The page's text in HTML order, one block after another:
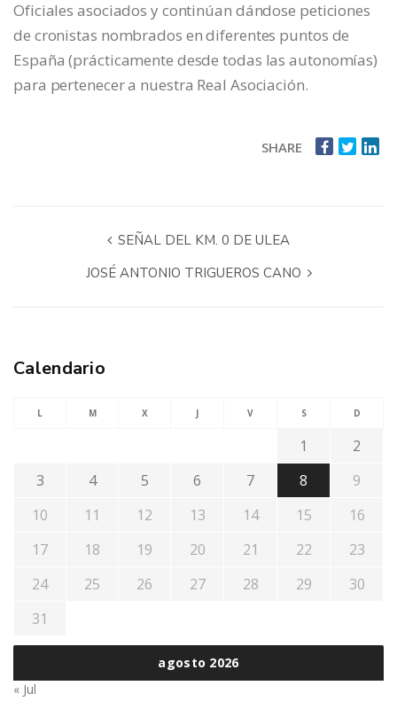
Oficiales asociados y continúan dándose peticiones
de cronistas nombrados en diferentes puntos de
España (prácticamente desde todas las autonomías)
para pertenecer a nuestra Real Asociación.
SHARE
SEÑAL DEL KM. 0 DE ULEA
JOSÉ ANTONIO TRIGUEROS CANO
Calendario
agosto 2026
L M X J V S D
1
2
3
4 5 6 7 8
9
10
11 12 13 14 15
16
17
18 19 20 21 22
23
24
25 26 27 28 29
30
31
« Jul